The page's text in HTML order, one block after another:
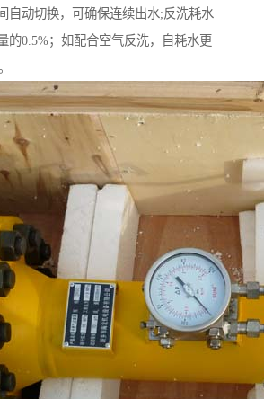
自动切换，可确保连续出水;反洗耗水
的0.5%；如配合空气反洗，自耗水更